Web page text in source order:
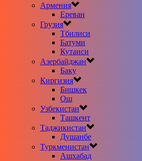
Армения
Ереван
Грузия
Тбилиси
Батуми
Кутаиси
Азербайджан
Баку
Киргизия
Бишкек
Ош
Узбекистан
Ташкент
Таджикистан
Душанбе
Туркменистан
Ашхабад